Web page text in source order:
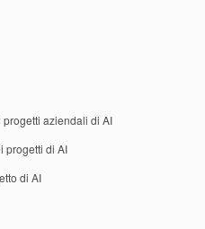
aziendali di AI
progetti di AI
di AI